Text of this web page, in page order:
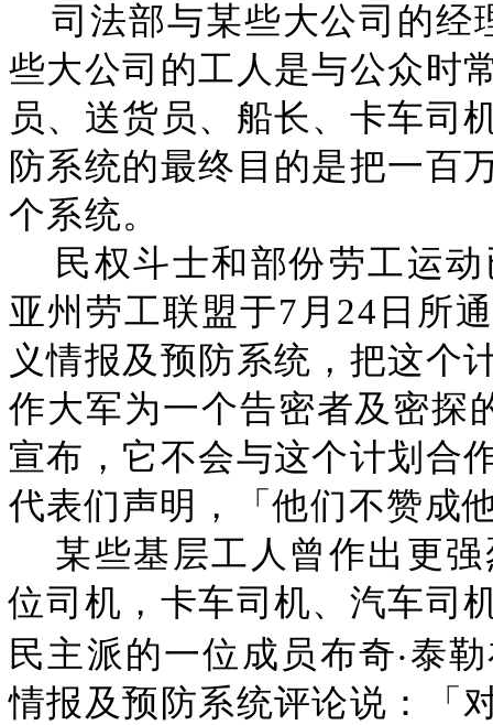
司法部与某些大公司的经
些大公司的工人是与公众时
员、送货员、船长、卡车司
防系统的最终目的是把一百
个系统。
民权斗士和部份劳工运
亚州劳工联盟于7月24日所
义情报及预防系统，把这个
作大军为一个告密者及密探
宣布，它不会与这个计划合
代表们声明，「他们不赞成
某些基层工人曾作出更
位司机，卡车司机、汽车司
民主派的一位成员布奇‧泰
情报及预防系统评论说：「